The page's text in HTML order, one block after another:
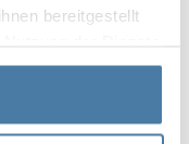
bereitgestellt